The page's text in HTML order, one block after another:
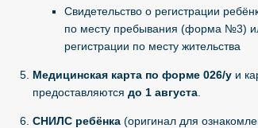
Свидетельство о регистрации
по месту пребывания (форма №3)
регистрации по месту жительства
Медицинская карта по форме 026/уи
предоставляются до 1 августа.
СНИЛС ребёнка(оригинал для